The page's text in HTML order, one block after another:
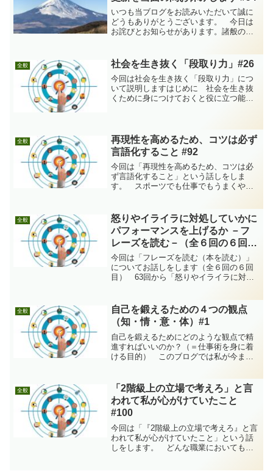
いつも当ブログをお読みいただいて誠に
どうもありがとうございます。 今日は
お詫びとお知らせがあります。諸般の事
のご説明もないままブログを休止してお
りますことをまず...
全般 社会を生き抜く「段取り力」#26
今回は社会を生き抜く「段取り力」につ
いて説明しますはじめに 社会を生き抜
くために身につけておくと役に立つ能力
階で記事にしようかと考えていたことも
あるのですが、このタイミ...
全般
再現性を高めるため、コツは必ず
言語化すること #92
今回は「再現性を高めるため、コツは必
ず言語化すること」という話しをしま
す。 スポーツでも仕事でもうまくやる
えばそのコツを身についておく必要があ
ります。そんなことはわざわ...
全般
怒りやイライラに対処していかに
パフォーマンスを上げるか －フ
レーズを読む－（全６回の６回
目） #68
今回は「フレーズを読む（本を読む）」
についてお話しをします（全６回の６回
目） 63回から「怒りやイライラに対処
す。今回は最終回で「フレーズを読む
（本を読む）」についてお話...
全般
自己を鍛えるための４つの観点
（知・情・意・体）#1
自己を鍛えるためにどのような観点で精
進すればいいのか？（＝仕事術を身に着
ける目的） このブログでは私が今まで
初に明確にしておきたいことがありま
す。それは、どのような目的...
全般
「2階級上の立場で考えろ」と言
われて私が心がけていたこと
#100
今回は「『2階級上の立場で考えろ』と言
われて私が心がけていたこと」という話
しをします。 どんな職業においても経